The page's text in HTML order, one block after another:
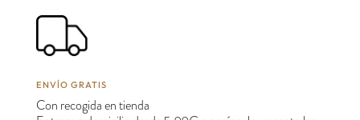
ENVÍO GRATIS
Con recogida en tienda